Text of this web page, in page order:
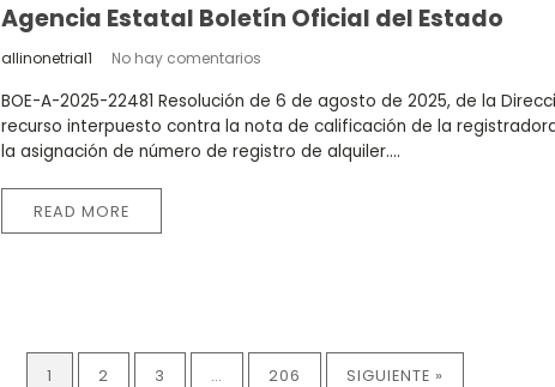
Agencia Estatal Boletín Oficial del Estado
allinonetrial1 No hay comentarios
BOE-A-2025-22481 Resolución de 6 de agosto de 2025, de la
recurso interpuesto contra la nota de calificación de la
la asignación de número de registro de alquiler....
READ MORE
1 2 3 206 SIGUIENTE »